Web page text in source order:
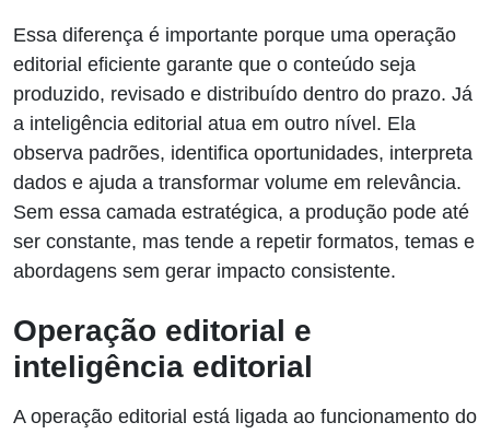
Essa diferença é importante porque uma operação
editorial eficiente garante que o conteúdo seja
produzido, revisado e distribuído dentro do prazo. Já
a inteligência editorial atua em outro nível. Ela
observa padrões, identifica oportunidades, interpreta
dados e ajuda a transformar volume em relevância.
Sem essa camada estratégica, a produção pode até
ser constante, mas tende a repetir formatos, temas e
abordagens sem gerar impacto consistente.
Operação editorial e
inteligência editorial
A operação editorial está ligada ao funcionamento do